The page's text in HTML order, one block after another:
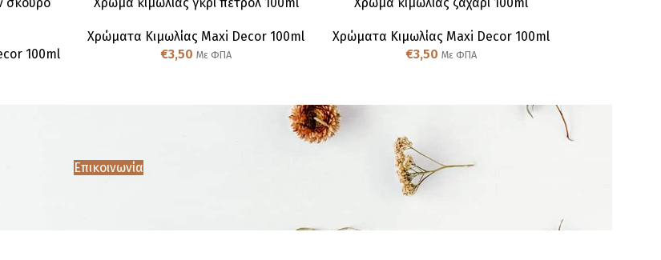
σκούρο
100ml
Χρώμα κιμωλίας γκρι πετρολ 100ml
Χρώματα Κιμωλίας Maxi Decor 100ml
€3,50 Με ΦΠΑ
Χρώμα κιμωλίας ζαχαρί 100ml
Χρώματα Κιμωλίας Maxi Decor 100ml
€3,50 Με ΦΠΑ
Επικοινωνία